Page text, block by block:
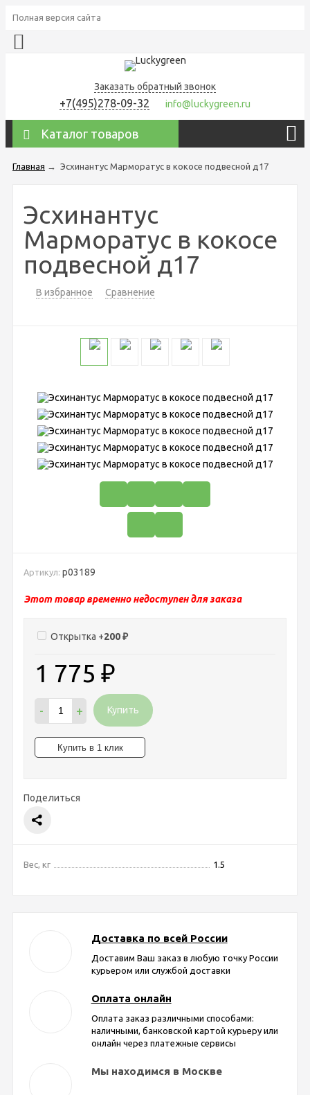
Полная версия сайта
Заказать обратный звонок
+7(495)278-09-32 info@luckygreen.ru
Каталог товаров
Главная → Эсхинантус Марморатус в кокосе подвесной д17
Эсхинантус
Марморатус в кокосе
подвесной д17
В избранное Сравнение
Артикул: р03189
Этот товар временно недоступен для заказа
Открытка +200₽
1 775 ₽
- + Купить
Поделиться
Вес, кг 1.5
Доставка по всей России
Доставим Ваш заказ в любую точку России
курьером или службой доставки
Оплата онлайн
Оплата заказ различными способами:
наличными, банковской картой курьеру или
онлайн через платежные сервисы
Мы находимся в Москве